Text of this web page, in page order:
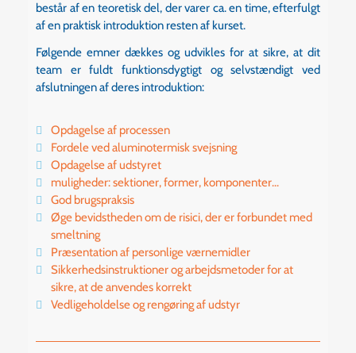
består af en teoretisk del, der varer ca. en time, efterfulgt
af en praktisk introduktion resten af kurset.
Følgende emner dækkes og udvikles for at sikre, at dit
team er fuldt funktionsdygtigt og selvstændigt ved
afslutningen af deres introduktion:
Opdagelse af processen
Fordele ved aluminotermisk svejsning
Opdagelse af udstyret
muligheder: sektioner, former, komponenter...
God brugspraksis
Øge bevidstheden om de risici, der er forbundet med
smeltning
Præsentation af personlige værnemidler
Sikkerhedsinstruktioner og arbejdsmetoder for at
sikre, at de anvendes korrekt
Vedligeholdelse og rengøring af udstyr